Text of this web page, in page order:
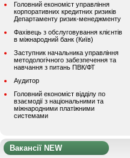
Головний економіст управління
корпоративних кредитних ризиків
Департаменту ризик-менеджменту
Фахівець з обслуговування клієнтів
в міжнародний банк (Київ)
Заступник начальника управління
методологічного забезпечення та
навчання з питань ПВК/ФТ
Аудитор
Головний економіст відділу по
взаємодії з національними та
міжнародними платіжними
системами
Вакансії NEW